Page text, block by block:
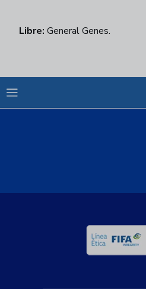
Libre: General Genes.